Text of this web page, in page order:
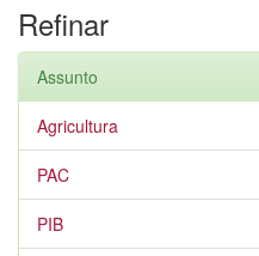
Refinar
Assunto
Agricultura
PAC
PIB